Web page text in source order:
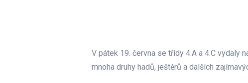
V pátek 19. června se třídy 4.A a 4.C vydaly
mnoha druhy hadů, ještěrů a dalších